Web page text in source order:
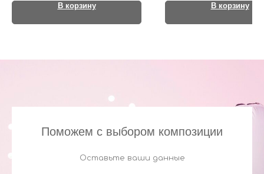
В корзину В корзину
Поможем с выбором композиции
Оставьте ваши данные